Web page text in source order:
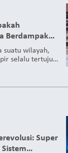
risiko
Berdampak
Saja?
suatu wilayah,
selalu tertuju
langsung
umum
dan kendaraan
masyarakat
jangka
Super